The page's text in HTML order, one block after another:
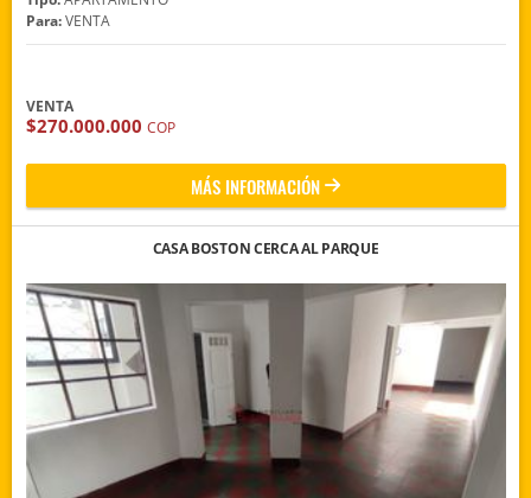
Para:VENTA
VENTA
$270.000.000 COP
MÁS INFORMACIÓN
CASA BOSTON CERCA AL PARQUE